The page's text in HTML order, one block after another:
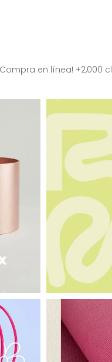
en línea! +2,000